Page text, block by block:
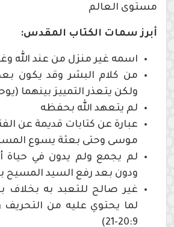
مستوى العالم
أبرز سمات الكتاب المقدس:
اسمه غير منزل من عند الله
من كلام البشر وقد يكون
ولكن يتعذر التمييز بينهما (يوحنا 24:21-
لم يتعهد الله بحفظه
عبارة عن كتابات قديمة عن
موسى وحتى بعثة يسوع
لم يجمع ولم يدون في حياة
ودون بعد رفع السيد المسيح
غير صالح للتعبد به بخلاف
لما يحتوي عليه من التحريف
20:9-21)